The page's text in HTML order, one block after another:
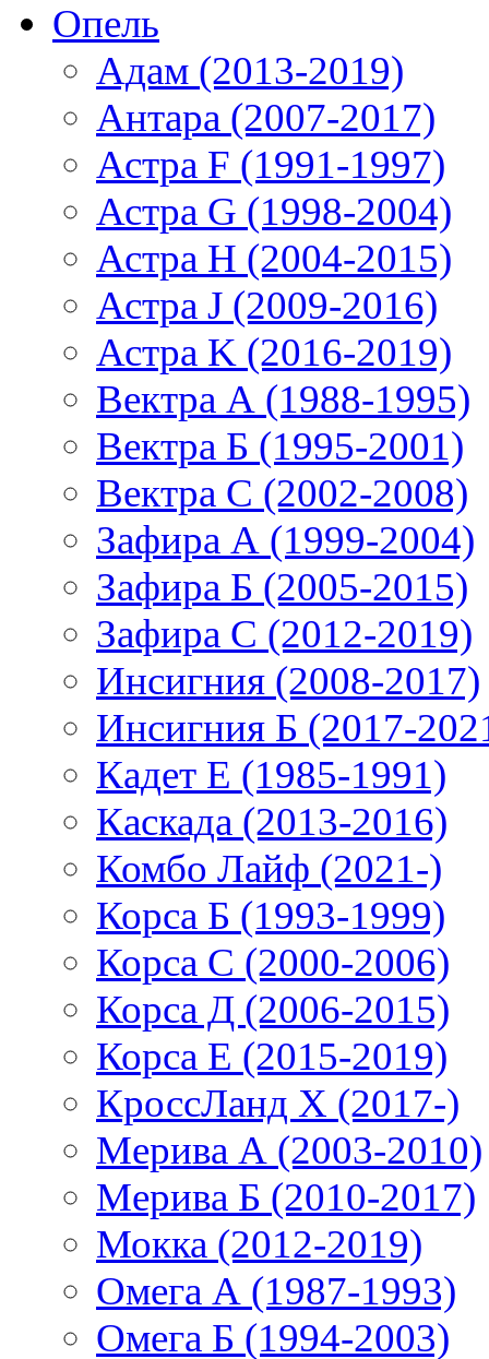
Опель
Адам (2013-2019)
Антара (2007-2017)
Астра F (1991-1997)
Астра G (1998-2004)
Астра H (2004-2015)
Астра J (2009-2016)
Астра K (2016-2019)
Вектра А (1988-1995)
Вектра Б (1995-2001)
Вектра С (2002-2008)
Зафира А (1999-2004)
Зафира Б (2005-2015)
Зафира С (2012-2019)
Инсигния (2008-2017)
Инсигния Б (2017-
Кадет Е (1985-1991)
Каскада (2013-2016)
Комбо Лайф (2021-)
Корса Б (1993-1999)
Корса С (2000-2006)
Корса Д (2006-2015)
Корса E (2015-2019)
КроссЛанд X (2017-)
Мерива А (2003-2010)
Мерива Б (2010-2017)
Мокка (2012-2019)
Омега А (1987-1993)
Омега Б (1994-2003)